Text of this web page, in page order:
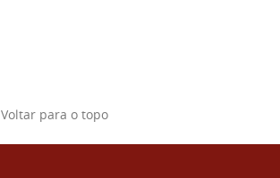
Voltar para o topo